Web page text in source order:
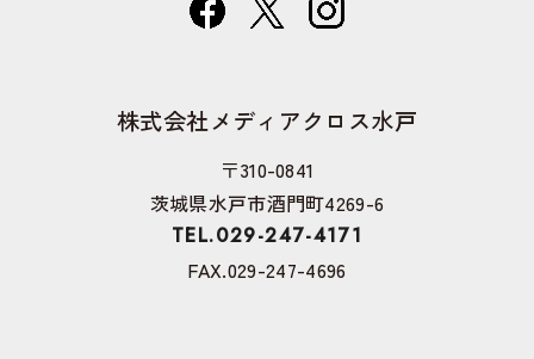
株式会社メディアクロス水戸
〒310-0841
茨城県水戸市酒門町4269-6
TEL.029-247-4171
FAX.029-247-4696